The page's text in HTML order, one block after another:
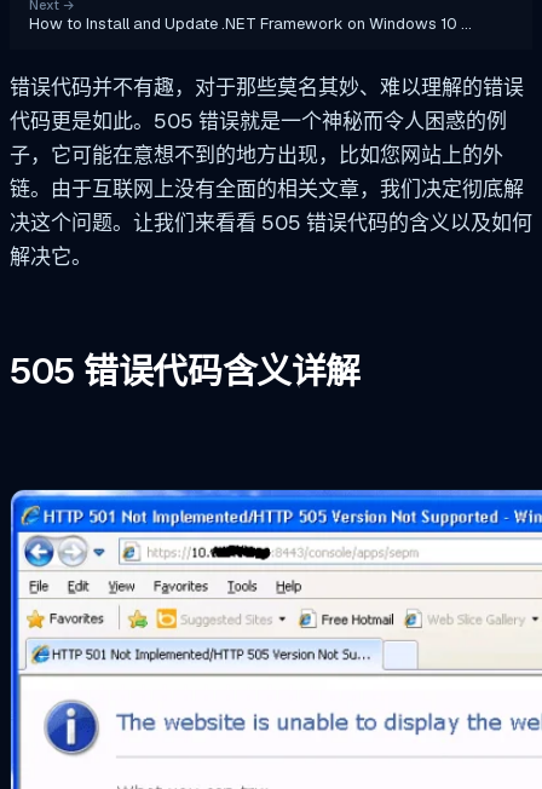
Next →
How to Install and Update .NET Framework on Windows 10 …
错误代码并不有趣，对于那些莫名其妙、难以理解的错误
代码更是如此。505 错误就是一个神秘而令人困惑的例
子，它可能在意想不到的地方出现，比如您网站上的外
链。由于互联网上没有全面的相关文章，我们决定彻底解
决这个问题。让我们来看看 505 错误代码的含义以及如何
解决它。
505 错误代码含义详解